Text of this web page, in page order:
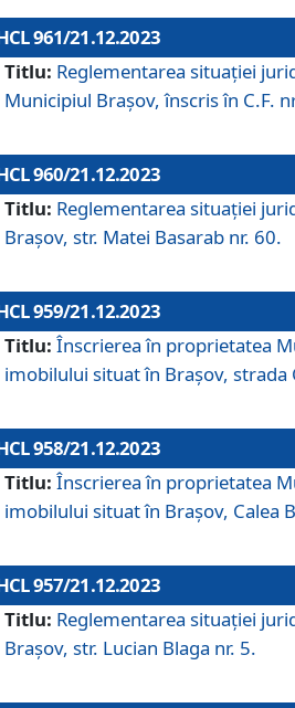
961/21.12.2023
Titlu: Reglementarea situației
Municipiul Brașov, înscris în C.F.
960/21.12.2023
Titlu: Reglementarea situației
Brașov, str. Matei Basarab nr. 60.
959/21.12.2023
Titlu: Înscrierea în proprietatea
imobilului situat în Brașov, strada
958/21.12.2023
Titlu: Înscrierea în proprietatea
imobilului situat în Brașov, Calea
957/21.12.2023
Titlu: Reglementarea situației
Brașov, str. Lucian Blaga nr. 5.